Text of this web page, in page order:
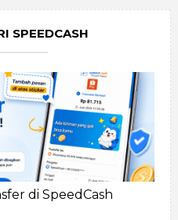
SPEEDCASH
di SpeedCash